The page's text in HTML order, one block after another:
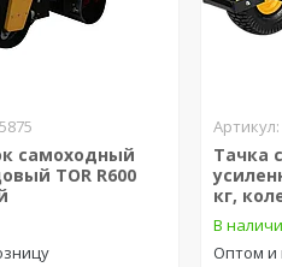
самоходный
TOR R600
Тачка
кг,
В
Оптом и